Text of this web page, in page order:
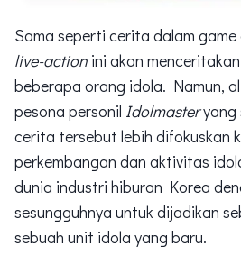
Sama seperti cerita dalam
live-action ini akan
beberapa orang idola. Namun,
pesona personil Idolmasteryang
cerita tersebut lebih difokuskan
perkembangan dan aktivitas
dunia industri hiburan Korea
sesungguhnya untuk dijadikan
sebuah unit idola yang baru.